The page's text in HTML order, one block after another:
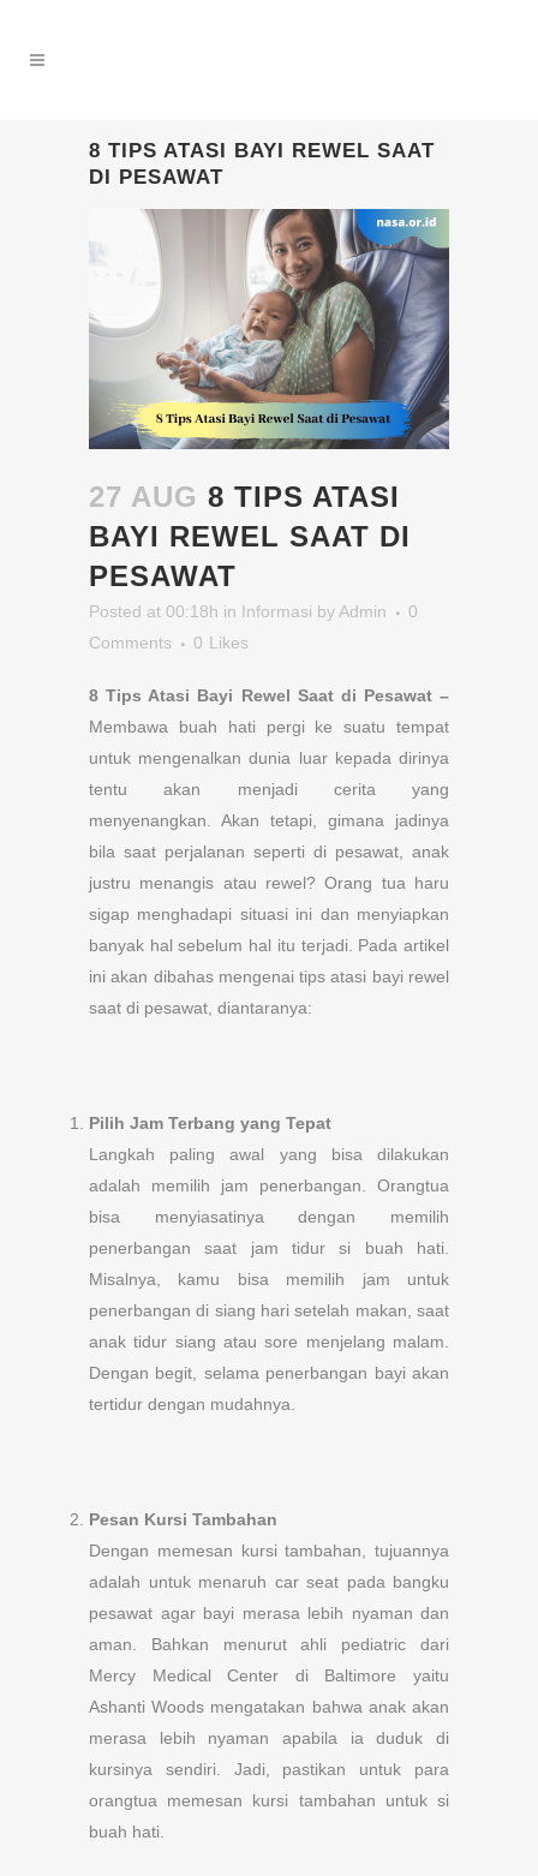
8 TIPS ATASI BAYI REWEL SAAT
DI PESAWAT
27 AUG 8 TIPS ATASI
BAYI REWEL SAAT DI
PESAWAT
Posted at 00:18h in Informasi by Admin
0
Comments
0 Likes
8 Tips Atasi Bayi Rewel Saat di Pesawat –
Membawa buah hati pergi ke suatu tempat
untuk mengenalkan dunia luar kepada dirinya
tentu akan menjadi cerita yang
menyenangkan. Akan tetapi, gimana jadinya
bila saat perjalanan seperti di pesawat, anak
justru menangis atau rewel? Orang tua haru
sigap menghadapi situasi ini dan menyiapkan
banyak hal sebelum hal itu terjadi. Pada artikel
ini akan dibahas mengenai tips atasi bayi rewel
saat di pesawat, diantaranya:
Pilih Jam Terbang yang Tepat
Langkah paling awal yang bisa dilakukan
adalah memilih jam penerbangan. Orangtua
bisa menyiasatinya dengan memilih
penerbangan saat jam tidur si buah hati.
Misalnya, kamu bisa memilih jam untuk
penerbangan di siang hari setelah makan, saat
anak tidur siang atau sore menjelang malam.
Dengan begit, selama penerbangan bayi akan
tertidur dengan mudahnya.
Pesan Kursi Tambahan
Dengan memesan kursi tambahan, tujuannya
adalah untuk menaruh car seat pada bangku
pesawat agar bayi merasa lebih nyaman dan
aman. Bahkan menurut ahli pediatric dari
Mercy Medical Center di Baltimore yaitu
Ashanti Woods mengatakan bahwa anak akan
merasa lebih nyaman apabila ia duduk di
kursinya sendiri. Jadi, pastikan untuk para
orangtua memesan kursi tambahan untuk si
buah hati.